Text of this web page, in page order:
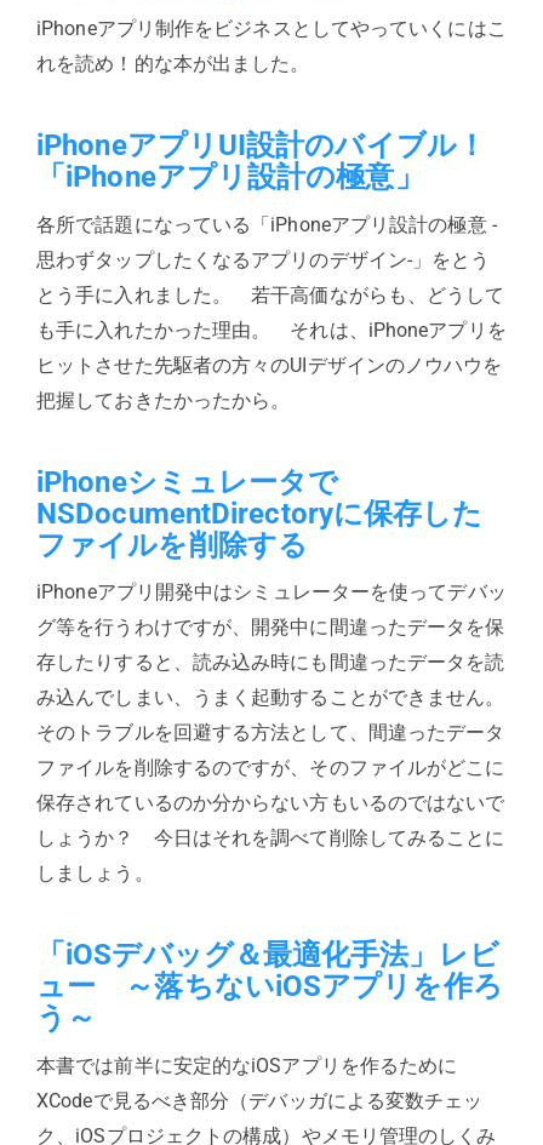
iPhoneアプリ制作をビジネスとしてやっていくにはこ
れを読め！的な本が出ました。
iPhoneアプリUI設計のバイブル！
「iPhoneアプリ設計の極意」
各所で話題になっている「iPhoneアプリ設計の極意 -
思わずタップしたくなるアプリのデザイン-」をとう
とう手に入れました。 若干高価ながらも、どうして
も手に入れたかった理由。 それは、iPhoneアプリを
ヒットさせた先駆者の方々のUIデザインのノウハウを
把握しておきたかったから。
iPhoneシミュレータで
NSDocumentDirectoryに保存した
ファイルを削除する
iPhoneアプリ開発中はシミュレーターを使ってデバッ
グ等を行うわけですが、開発中に間違ったデータを保
存したりすると、読み込み時にも間違ったデータを読
み込んでしまい、うまく起動することができません。
そのトラブルを回避する方法として、間違ったデータ
ファイルを削除するのですが、そのファイルがどこに
保存されているのか分からない方もいるのではないで
しょうか？ 今日はそれを調べて削除してみることに
しましょう。
「iOSデバッグ＆最適化手法」レビ
ュー ～落ちないiOSアプリを作ろ
う～
本書では前半に安定的なiOSアプリを作るために
XCodeで見るべき部分（デバッガによる変数チェッ
ク、iOSプロジェクトの構成）やメモリ管理のしくみ